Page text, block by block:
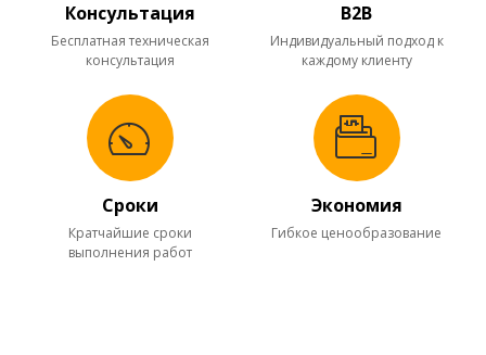
Консультация
Бесплатная техническая
консультация
B2B
Индивидуальный подход к
каждому клиенту
Cроки
Кратчайшие сроки
выполнения работ
Экономия
Гибкое ценообразование